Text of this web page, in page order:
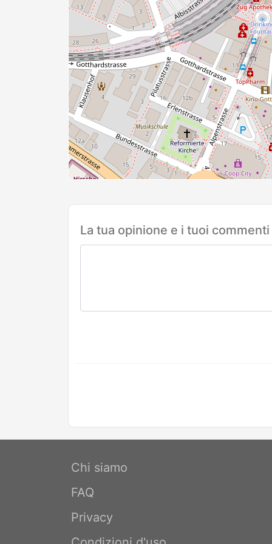
La tua opinione e i tuoi
Chi siamo
FAQ
Privacy